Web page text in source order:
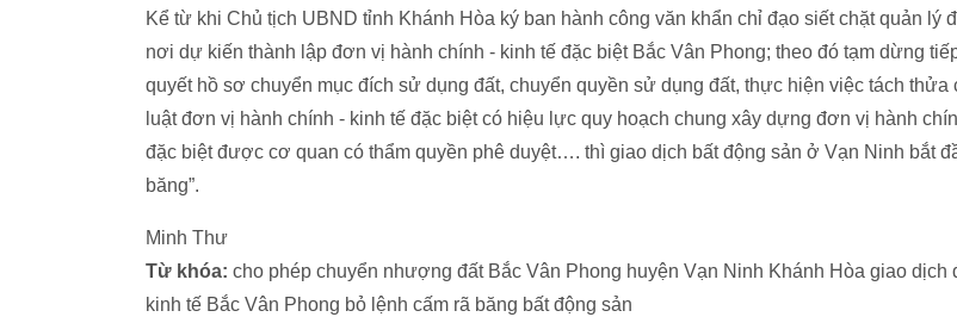
Kể từ khi Chủ tịch UBND tỉnh Khánh Hòa ký ban hành công văn khẩn chỉ đạo siết chặt quản lý
nơi dự kiến thành lập đơn vị hành chính - kinh tế đặc biệt Bắc Vân Phong; theo đó tạm dừng
quyết hồ sơ chuyển mục đích sử dụng đất, chuyển quyền sử dụng đất, thực hiện việc tách thửa
luật đơn vị hành chính - kinh tế đặc biệt có hiệu lực quy hoạch chung xây dựng đơn vị hành
đặc biệt được cơ quan có thẩm quyền phê duyệt…. thì giao dịch bất động sản ở Vạn Ninh bắt
băng”.
Minh Thư
Từ khóa: cho phép chuyển nhượng đất Bắc Vân Phong huyện Vạn Ninh Khánh Hòa giao dịch
kinh tế Bắc Vân Phong bỏ lệnh cấm rã băng bất động sản